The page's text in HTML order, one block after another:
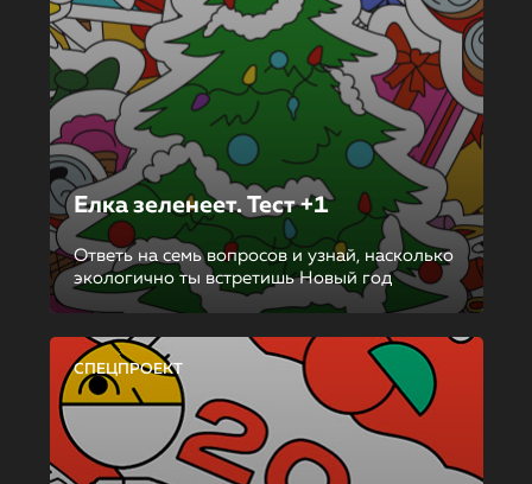
Елка зеленеет. Тест +1
Ответь на семь вопросов и узнай, насколько
экологично ты встретишь Новый год
СПЕЦПРОЕКТ